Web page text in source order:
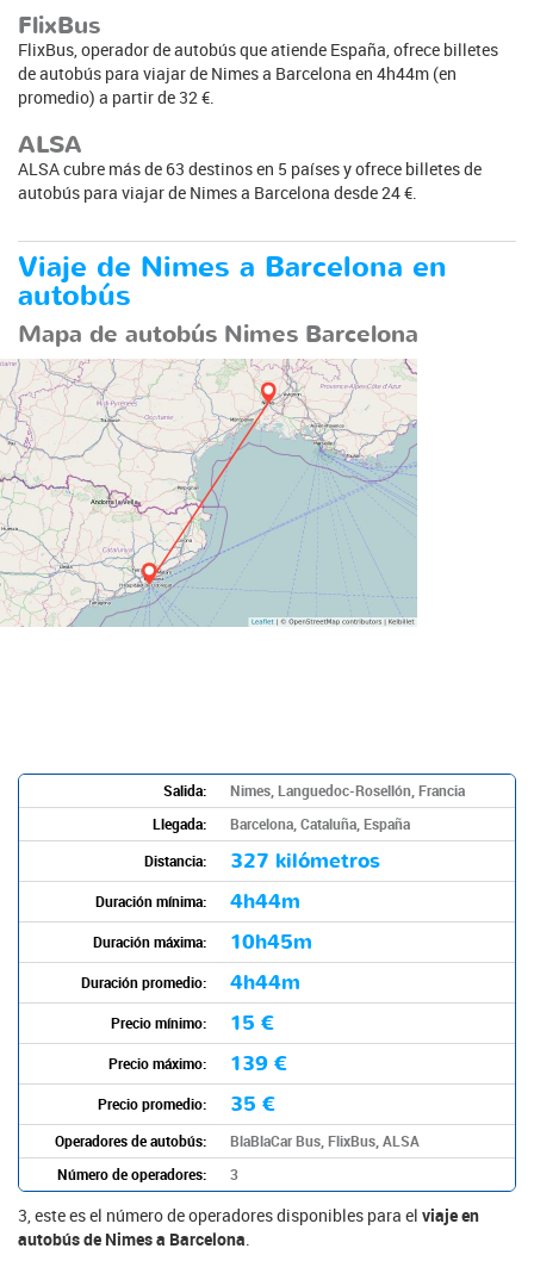
FlixBus
FlixBus, operador de autobús que atiende España, ofrece billetes
de autobús para viajar de Nimes a Barcelona en 4h44m (en
promedio) a partir de 32 €.
ALSA
ALSA cubre más de 63 destinos en 5 países y ofrece billetes de
autobús para viajar de Nimes a Barcelona desde 24 €.
Viaje de Nimes a Barcelona en
autobús
Mapa de autobús Nimes Barcelona
Salida:
Nimes, Languedoc-Rosellón, Francia
Llegada:
Barcelona, Cataluña, España
Distancia:
327 kilómetros
Duración mínima: 4h44m
Duración máxima: 10h45m
Duración promedio: 4h44m
Precio mínimo: 15 €
Precio máximo: 139 €
Precio promedio: 35 €
Operadores de autobús:
BlaBlaCar Bus, FlixBus, ALSA
Número de operadores:
3
3, este es el número de operadores disponibles para el viaje en
autobús de Nimes a Barcelona